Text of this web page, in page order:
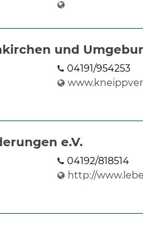
und
04191/954253
e.V.
04192/818514
http://